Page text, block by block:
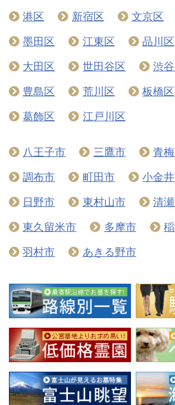
港区 新宿区 文京区
墨田区 江東区 品川区
大田区 世田谷区 渋
豊島区 荒川区 板橋区
葛飾区 江戸川区
八王子市 三鷹市 青
調布市 町田市 小金
日野市 東村山市 清
東久留米市 多摩市
羽村市 あきる野市